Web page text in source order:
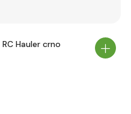
Hauler crno